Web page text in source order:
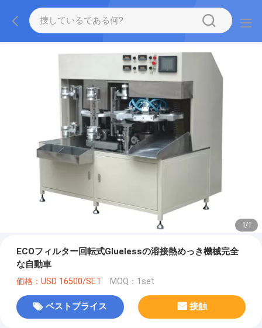
1/1
ECOフィルター回転式Gluelessの溶接熱めっき機械完全
な自動車
価格：USD 16500/SET MOQ：1set
ベストプライス 接触